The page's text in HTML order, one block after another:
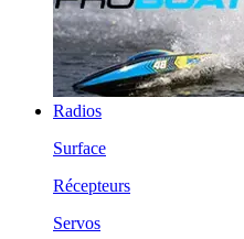
Radios
Surface
Récepteurs
Servos